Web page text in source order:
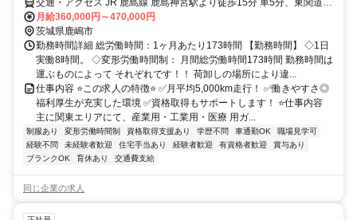
潮来ICより10分
月給360,000円～470,000円
茨城県鹿嶋市
勤務時間詳細 総労働時間：1ヶ月あたり173時間 【勤務時間】 ◇1日
実働8時間。 ◇変形労働時間制： 月間総労働時間173時間 勤務時間は
運ぶものによって それぞれです！！ 荷卸しの場所により違...
仕事内容 ⭐️この求人の特徴⭐️ ✅️月平均5,000km走行！ ✅️働きやすさ◎
福利厚生が充実した環境 ✅️資格取得もサポートします！ ⭐️仕事内容
主に関東エリアにて、産業用・工業用・医療 用ガ...
制服あり 変形労働時間制 資格取得支援あり 学歴不問 車通勤OK
職場見学可
経験不問
未経験者歓迎 住宅手当あり 経験者歓迎 有資格者歓迎
賞与あり
ブランクOK
育休あり 交通費支給
同じ企業の求人